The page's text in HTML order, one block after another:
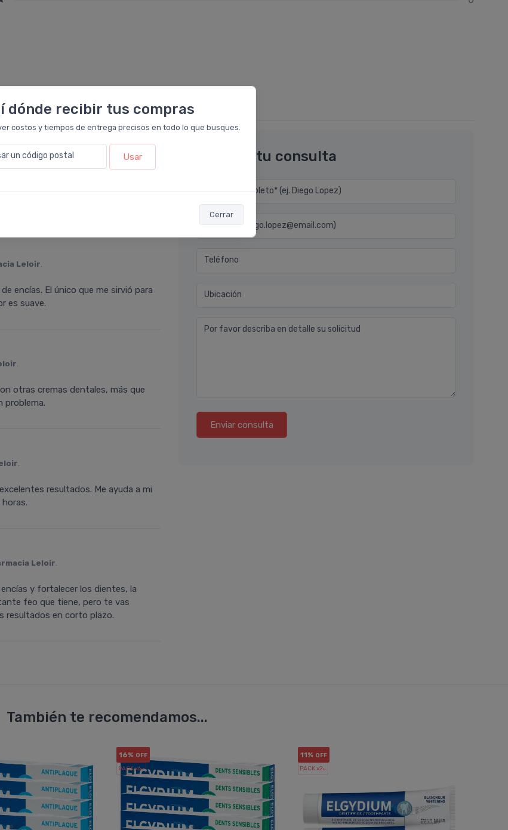
dónde recibir tus compras
costos y tiempos de entrega precisos en todo lo que busques.
un código postal Usar
Cerrar
pasta dentral que eligo seguir
todos buscamos. La recomiendo!
Leloir.
encías. El único que me sirvió para
es suave.
.
otras cremas dentales, más que
problema.
.
resultados. Me ayuda a mi
Leloir.
y fortalecer los dientes, la
feo que tiene, pero te vas
resultados en corto plazo.
Déjanos tu consulta
Nombre completo* (ej. Diego Lopez)
Email* (ej. diego.lopez@email.com)
Teléfono
Ubicación
Por favor describa en detalle su solicitud
Enviar consulta
También te recomendamos...
16% OFF
PACK x6u.
11% OFF
PACK x2u.